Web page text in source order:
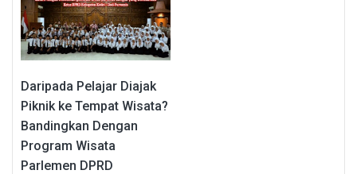
Daripada Pelajar Diajak
Piknik ke Tempat Wisata?
Bandingkan Dengan
Program Wisata
Parlemen DPRD